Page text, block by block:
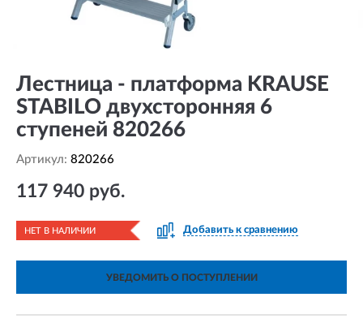
Лестница - платформа KRAUSE
STABILO двухсторонняя 6
ступеней 820266
Артикул: 820266
117 940 руб.
НЕТ В НАЛИЧИИ Добавить к сравнению
УВЕДОМИТЬ О ПОСТУПЛЕНИИ